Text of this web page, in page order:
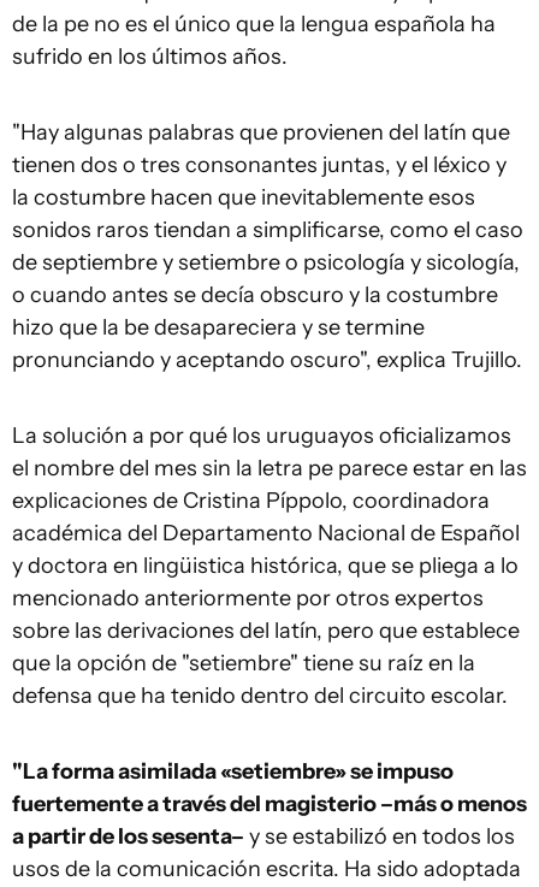
de la pe no es el único que la lengua española ha
sufrido en los últimos años.
"Hay algunas palabras que provienen del latín que
tienen dos o tres consonantes juntas, y el léxico y
la costumbre hacen que inevitablemente esos
sonidos raros tiendan a simplificarse, como el caso
de septiembre y setiembre o psicología y sicología,
o cuando antes se decía obscuro y la costumbre
hizo que la be desapareciera y se termine
pronunciando y aceptando oscuro", explica Trujillo.
La solución a por qué los uruguayos oficializamos
el nombre del mes sin la letra pe parece estar en las
explicaciones de Cristina Píppolo, coordinadora
académica del Departamento Nacional de Español
y doctora en lingüistica histórica, que se pliega a lo
mencionado anteriormente por otros expertos
sobre las derivaciones del latín, pero que establece
que la opción de "setiembre" tiene su raíz en la
defensa que ha tenido dentro del circuito escolar.
"La forma asimilada «setiembre» se impuso
fuertemente a través del magisterio –más o menos
a partir de los sesenta– y se estabilizó en todos los
usos de la comunicación escrita. Ha sido adoptada